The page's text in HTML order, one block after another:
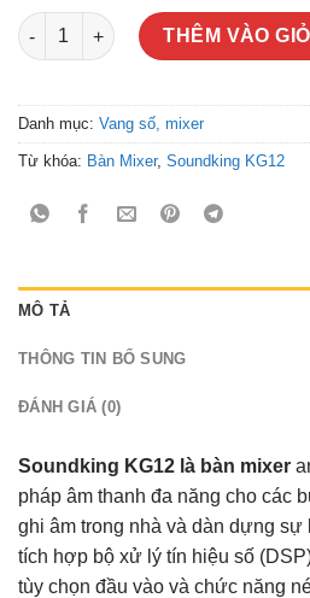
Bàn Mixer Soundking KG12 số
THÊM VÀO
Danh mục: Vang số, mixer
Từ khóa: Bàn Mixer, Soundking KG12
MÔ TẢ
THÔNG TIN BỔ SUNG
ĐÁNH GIÁ (0)
Soundking KG12 là bàn mixer
pháp âm thanh đa năng cho các
ghi âm trong nhà và dàn dựng
tích hợp bộ xử lý tín hiệu số
tùy chọn đầu vào và chức năng